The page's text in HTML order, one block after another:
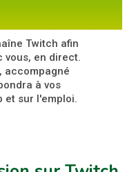
Twitch afin
vous, en direct.
accompagné
à vos
et sur l'emploi.